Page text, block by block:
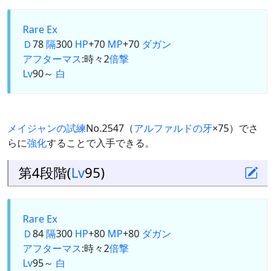
Rare Ex
Ｄ78隔300 HP+70 MP+70 ダガン
アフターマス:時々2倍撃
Lv90～ 白
メイジャンの試練No.2547（アルファルドの牙×75）でさ
らに強化することで入手できる。
第4段階(Lv95)
Rare Ex
Ｄ84隔300 HP+80 MP+80 ダガン
アフターマス:時々2倍撃
Lv95～ 白